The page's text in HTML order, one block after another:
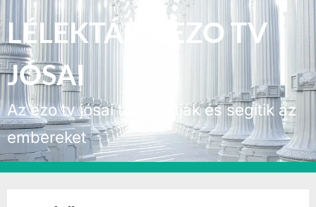
to
content
LÉLEKTÁR – EZO TV
JÓSAI
Az ezo tv jósai támogatják és segítik az
embereket